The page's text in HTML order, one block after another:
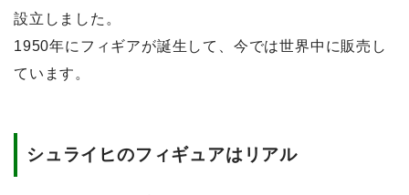
設立しました。
1950年にフィギアが誕生して、今では世界中に販売し
ています。
シュライヒのフィギュアはリアル